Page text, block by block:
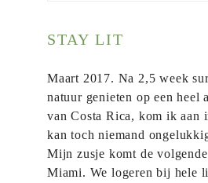
STAY LIT
Maart 2017. Na 2,5 week
natuur genieten op een heel
van Costa Rica, kom ik aan
kan toch niemand
Mijn zusje komt de
Miami. We logeren bij hele